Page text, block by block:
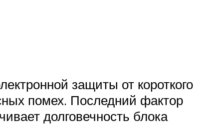
защиты от короткого
помех. Последний фактор
долговечность блока